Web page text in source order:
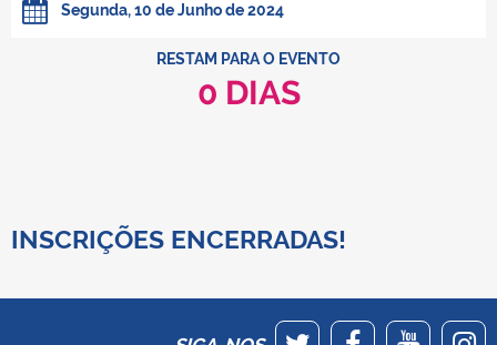
Segunda, 10 de Junho de 2024
RESTAM PARA O EVENTO
0 DIAS
INSCRIÇÕES ENCERRADAS!